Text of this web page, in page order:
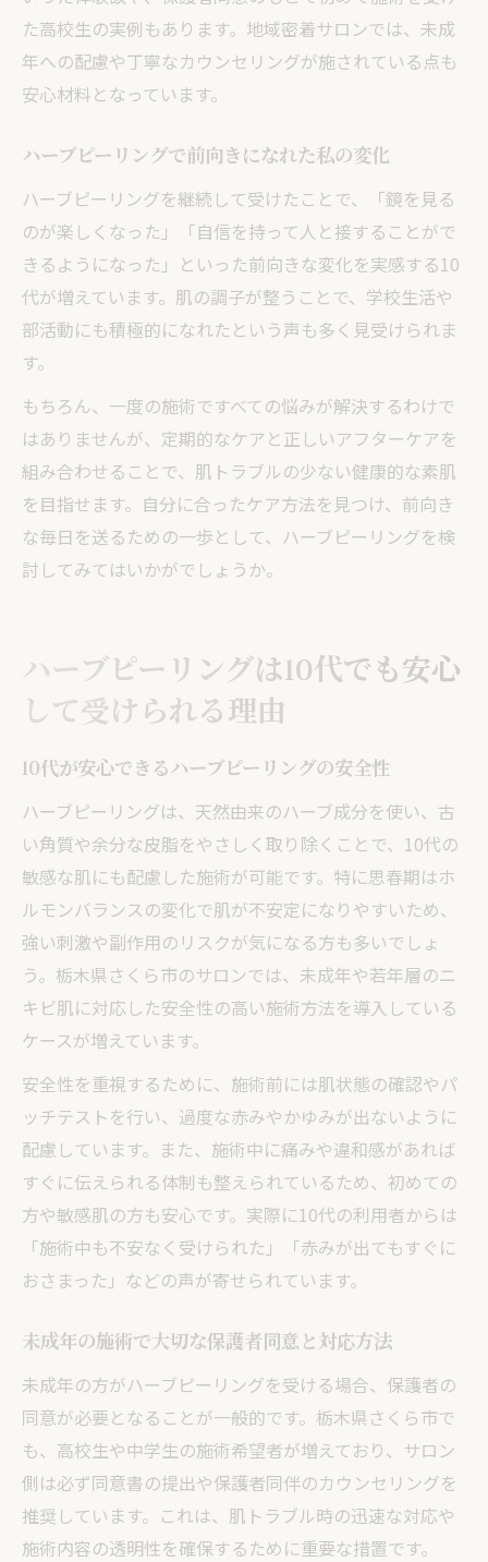
た高校生の実例もあります。地域密着サロンでは、未成
年への配慮や丁寧なカウンセリングが施されている点も
安心材料となっています。
ハーブピーリングで前向きになれた私の変化
ハーブピーリングを継続して受けたことで、「鏡を見る
のが楽しくなった」「自信を持って人と接することがで
きるようになった」といった前向きな変化を実感する10
代が増えています。肌の調子が整うことで、学校生活や
部活動にも積極的になれたという声も多く見受けられま
す。
もちろん、一度の施術ですべての悩みが解決するわけで
はありませんが、定期的なケアと正しいアフターケアを
組み合わせることで、肌トラブルの少ない健康的な素肌
を目指せます。自分に合ったケア方法を見つけ、前向き
な毎日を送るための一歩として、ハーブピーリングを検
討してみてはいかがでしょうか。
ハーブピーリングは10代でも安心
して受けられる理由
10代が安心できるハーブピーリングの安全性
ハーブピーリングは、天然由来のハーブ成分を使い、古
い角質や余分な皮脂をやさしく取り除くことで、10代の
敏感な肌にも配慮した施術が可能です。特に思春期はホ
ルモンバランスの変化で肌が不安定になりやすいため、
強い刺激や副作用のリスクが気になる方も多いでしょ
う。栃木県さくら市のサロンでは、未成年や若年層のニ
キビ肌に対応した安全性の高い施術方法を導入している
ケースが増えています。
安全性を重視するために、施術前には肌状態の確認やパ
ッチテストを行い、過度な赤みやかゆみが出ないように
配慮しています。また、施術中に痛みや違和感があれば
すぐに伝えられる体制も整えられているため、初めての
方や敏感肌の方も安心です。実際に10代の利用者からは
「施術中も不安なく受けられた」「赤みが出てもすぐに
おさまった」などの声が寄せられています。
未成年の施術で大切な保護者同意と対応方法
未成年の方がハーブピーリングを受ける場合、保護者の
同意が必要となることが一般的です。栃木県さくら市で
も、高校生や中学生の施術希望者が増えており、サロン
側は必ず同意書の提出や保護者同伴のカウンセリングを
推奨しています。これは、肌トラブル時の迅速な対応や
施術内容の透明性を確保するために重要な措置です。